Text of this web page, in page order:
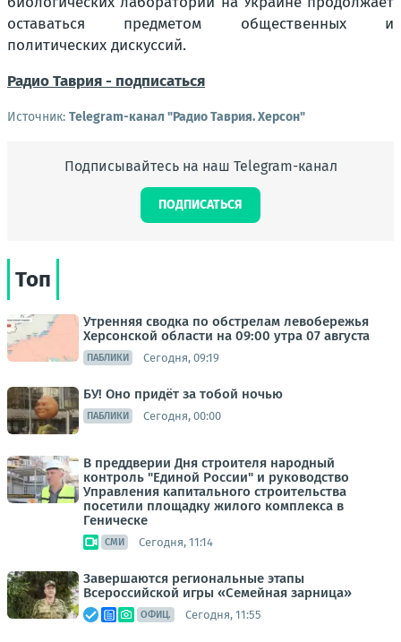
оставаться предметом общественных и
политических дискуссий.
Радио Таврия - подписаться
Источник: Telegram-канал "Радио Таврия. Херсон"
Подписывайтесь на наш Telegram-канал
ПОДПИСАТЬСЯ
Топ
Утренняя сводка по обстрелам левобережья
Херсонской области на 09:00 утра 07 августа
ПАБЛИКИ Сегодня, 09:19
БУ! Оно придёт за тобой ночью
ПАБЛИКИ Сегодня, 00:00
В преддверии Дня строителя народный
контроль "Единой России" и руководство
Управления капитального строительства
посетили площадку жилого комплекса в
Геническе
СМИ Сегодня, 11:14
Завершаются региональные этапы
Всероссийской игры «Семейная зарница»
ОФИЦ. Сегодня, 11:55